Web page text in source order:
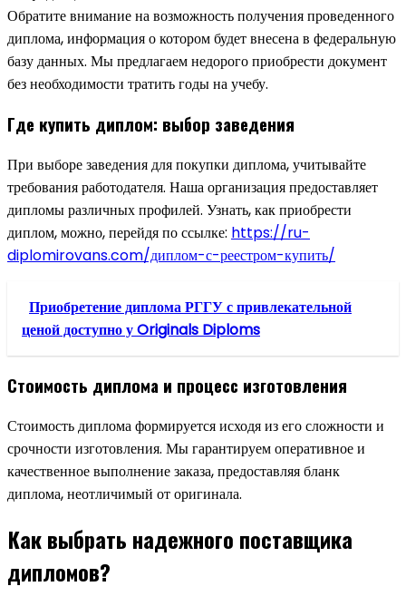
Обратите внимание на возможность получения проведенного
диплома, информация о котором будет внесена в федеральную
базу данных. Мы предлагаем недорого приобрести документ
без необходимости тратить годы на учебу.
Где купить диплом: выбор заведения
При выборе заведения для покупки диплома, учитывайте
требования работодателя. Наша организация предоставляет
дипломы различных профилей. Узнать, как приобрести
диплом, можно, перейдя по ссылке: https://ru-
diplomirovans.com/диплом-с-реестром-купить/
Приобретение диплома РГГУ с привлекательной
ценой доступно у Originals Diploms
Стоимость диплома и процесс изготовления
Стоимость диплома формируется исходя из его сложности и
срочности изготовления. Мы гарантируем оперативное и
качественное выполнение заказа, предоставляя бланк
диплома, неотличимый от оригинала.
Как выбрать надежного поставщика
дипломов?